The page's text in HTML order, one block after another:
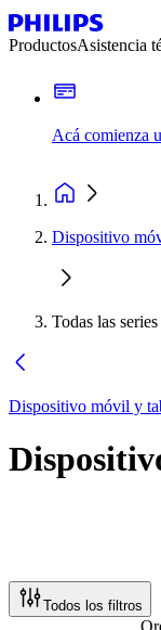
ProductosAsistencia
Acá comienza
Dispositivo
Todas las series
Dispositivo móvil y
Todos los filtros